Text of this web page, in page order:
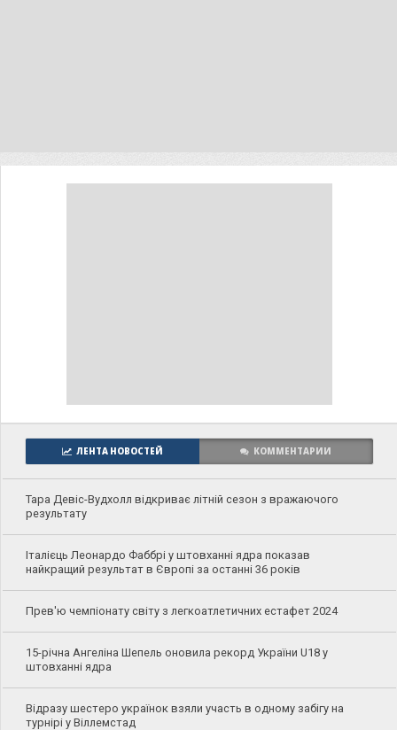
ЛЕНТА НОВОСТЕЙ КОММЕНТАРИИ
Тара Девіс-Вудхолл відкриває літній сезон з вражаючого
результату
Італієць Леонардо Фаббрі у штовханні ядра показав
найкращий результат в Європі за останні 36 років
Прев'ю чемпіонату світу з легкоатлетичних естафет 2024
15-річна Ангеліна Шепель оновила рекорд України U18 у
штовханні ядра
Відразу шестеро українок взяли участь в одному забігу на
турнірі у Віллемстад